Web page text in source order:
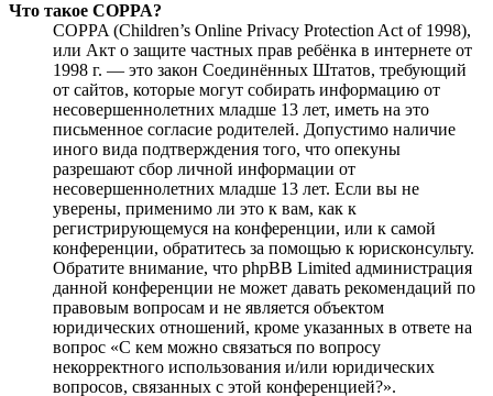
Что такое COPPA?
COPPA (Children’s Online Privacy Protection Act of 1998),
или Акт о защите частных прав ребёнка в интернете от
1998 г. — это закон Соединённых Штатов, требующий
от сайтов, которые могут собирать информацию от
несовершеннолетних младше 13 лет, иметь на это
письменное согласие родителей. Допустимо наличие
иного вида подтверждения того, что опекуны
разрешают сбор личной информации от
несовершеннолетних младше 13 лет. Если вы не
уверены, применимо ли это к вам, как к
регистрирующемуся на конференции, или к самой
конференции, обратитесь за помощью к юрисконсульту.
Обратите внимание, что phpBB Limited администрация
данной конференции не может давать рекомендаций по
правовым вопросам и не является объектом
юридических отношений, кроме указанных в ответе на
вопрос «С кем можно связаться по вопросу
некорректного использования и/или юридических
вопросов, связанных с этой конференцией?».